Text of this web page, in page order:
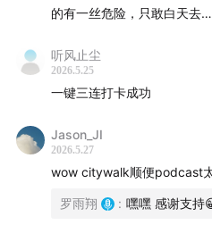
20:31 Park 3
谷歌风景最好的办公室顶上是
的有一丝危险，只敢白天去
听风止尘
2026.5.25
一键三连打卡成功
Jason_JI
2026.5.27
wow citywalk顺便podcast
罗雨翔 : 嘿嘿 感谢支持